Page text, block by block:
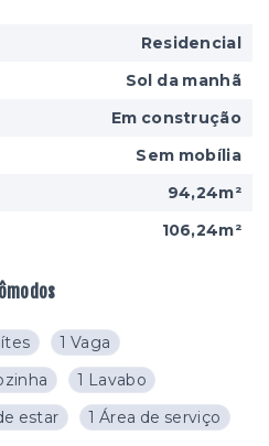
1 Vaga
1 Lavabo
estar 1 Área de serviço
Residencial
Sol da manhã
Em construção
Sem mobília
94,24m²
106,24m²